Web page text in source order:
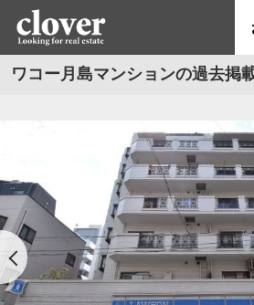
ワコー月島マンションの過去掲